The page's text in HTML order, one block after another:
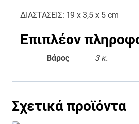
ΔΙΑΣΤΑΣΕΙΣ: 19 x 3,5 x 5 cm
Επιπλέον
Βάρος 3 κ.
Σχετικά προϊόντα